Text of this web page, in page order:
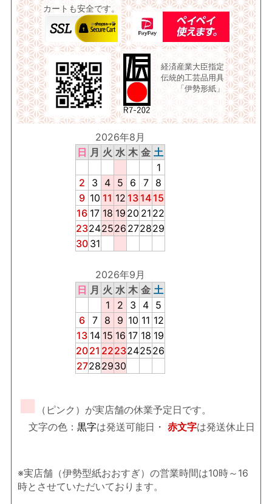
カートも安全です。
経済産業大臣指定
伝統的工芸品用具
「伊勢形紙」
2026年8月
日 月 火 水 木 金 土
1
2
3 4 5 6 7
8
9 10 11 12 13 14 15
16 17 18 19 20 21 22
23242526 272829
30 31
2026年9月
日 月 火 水 木 金 土
1
2 3 4 5
6 7 8 9 10 11 12
13 14 15 16 17 18 19
2021 2223242526
27282930
■
（ピンク）が実店舗の休業予定日です。
文字の色： 黒字は発送可能日・ 赤文字は発送休止日
※実店舗（伊勢型紙おおすぎ）の営業時間は10時～16
時とさせていただいております。